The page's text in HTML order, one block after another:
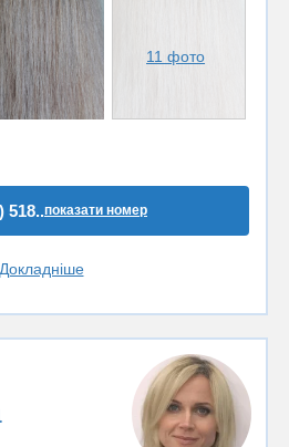
11 фото
518..показати номер
Докладніше